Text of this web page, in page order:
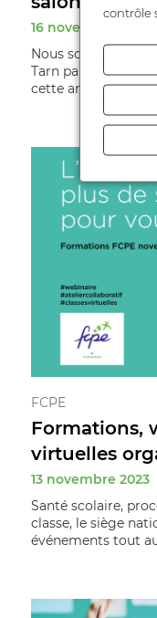
16 novembre 2023
Nous sommes
Tarn participera
cette année, et
FCPE
Formations,
virtuelles
13 novembre 2023
Santé scolaire,
classe, le siège
événements tout
contrôle